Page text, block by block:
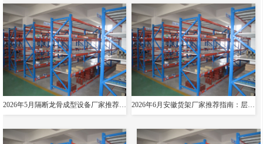
2026年5月隔断龙骨成型设备厂家推荐指南：导轨成型设备消防箱光伏支架货架夸梁公司优选！ 2026年6月安徽货架厂家推荐指南：层板货架悬臂贯通双伸位公司优选！